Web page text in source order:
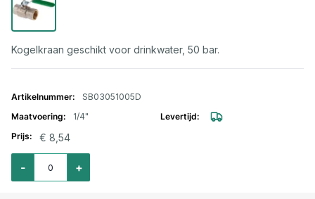
Kogelkraan geschikt voor drinkwater, 50 bar.
SB03051005D
1/4"
€ 8,54
Aantal voor Drinkwater kogelkraan mess. vernikkeld 1/4"
+
-